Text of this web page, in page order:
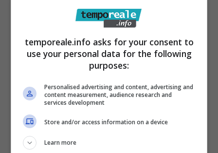
reati contro il patrimonio ed in materia di
stupefacenti
. Il provvedimento obbligherà il
giovane, per i prossimi 2 anni, a non uscire
dalla propria abitazione nell’arco orario
compreso dalle 22.00 alle 06.30, di non
partecipare a pubbliche riunioni ed a non
associarsi a persone che hanno subìto
condanne e sono sottoposte a misure di
prevenzione.
temporeale.info asks for your consent to
use your personal data for the following
purposes:
Personalised advertising and content, advertising and
content measurement, audience research and
services development
Store and/or access information on a device
Learn more